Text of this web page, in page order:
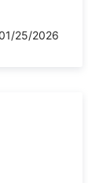
25/2026